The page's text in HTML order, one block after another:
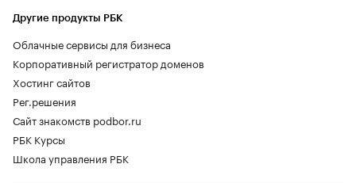
Другие продукты РБК
Облачные сервисы для бизнеса
Корпоративный регистратор доменов
Хостинг сайтов
Рег.решения
Сайт знакомств podbor.ru
РБК Курсы
Школа управления РБК